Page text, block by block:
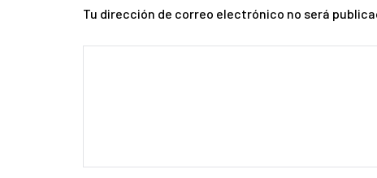
Tu dirección de correo electrónico no será